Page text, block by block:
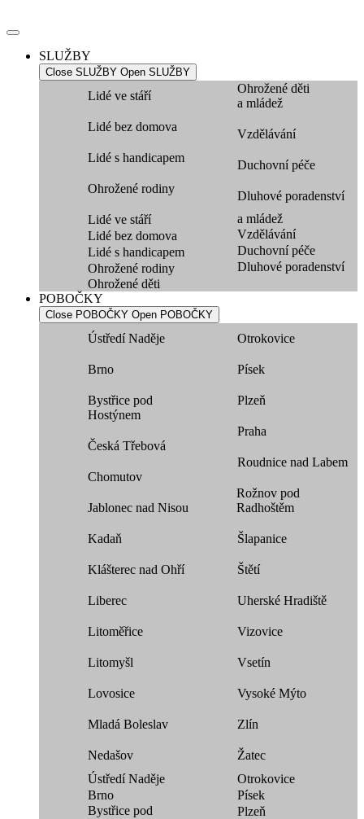
k
SLUŽBY
Close SLUŽBY Open SLUŽBY
Lidé ve stáří
Lidé bez domova
Lidé s handicapem
Ohrožené rodiny
Ohrožené děti
a mládež
Vzdělávání
Duchovní péče
Dluhové poradenství
Lidé ve stáří
Lidé bez domova
Lidé s handicapem
Ohrožené rodiny
Ohrožené děti
a mládež
Vzdělávání
Duchovní péče
Dluhové poradenství
POBOČKY
Close POBOČKY Open POBOČKY
Ústředí Naděje
Brno
Bystřice pod
Hostýnem
Česká Třebová
Chomutov
Jablonec nad Nisou
Kadaň
Klášterec nad Ohří
Liberec
Litoměřice
Litomyšl
Lovosice
Mladá Boleslav
Nedašov
Otrokovice
Písek
Plzeň
Praha
Roudnice nad Labem
Rožnov pod
Radhoštěm
Šlapanice
Štětí
Uherské Hradiště
Vizovice
Vsetín
Vysoké Mýto
Zlín
Žatec
Ústředí Naděje
Brno
Bystřice pod
Otrokovice
Písek
Plzeň